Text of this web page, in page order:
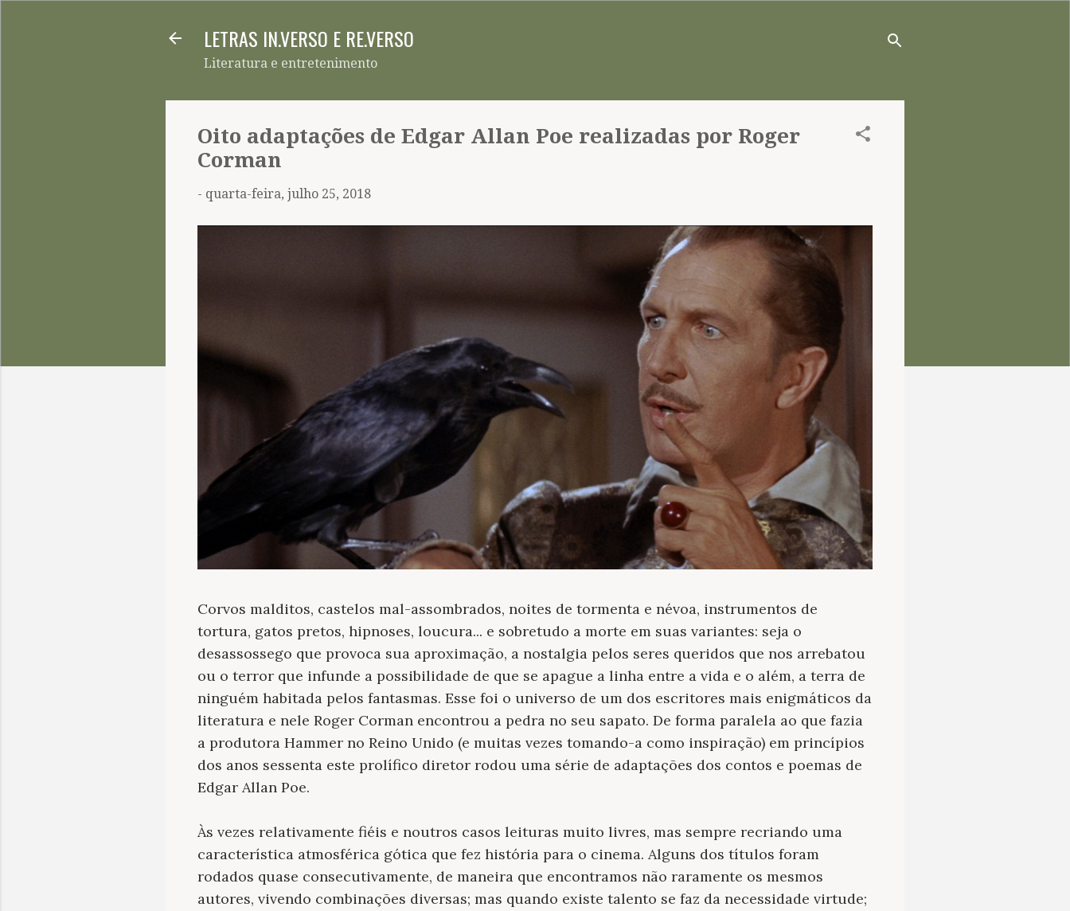
LETRAS IN.VERSO E RE.VERSO
Literatura e entretenimento
Oito adaptações de Edgar Allan Poe realizadas por Roger
Corman
- quarta-feira, julho 25, 2018
Corvos malditos, castelos mal-assombrados, noites de tormenta e névoa, instrumentos de
tortura, gatos pretos, hipnoses, loucura... e sobretudo a morte em suas variantes: seja o
desassossego que provoca sua aproximação, a nostalgia pelos seres queridos que nos arrebatou
ou o terror que infunde a possibilidade de que se apague a linha entre a vida e o além, a terra de
ninguém habitada pelos fantasmas. Esse foi o universo de um dos escritores mais enigmáticos da
literatura e nele Roger Corman encontrou a pedra no seu sapato. De forma paralela ao que fazia
a produtora Hammer no Reino Unido (e muitas vezes tomando-a como inspiração) em princípios
dos anos sessenta este prolífico diretor rodou uma série de adaptações dos contos e poemas de
Edgar Allan Poe.
Às vezes relativamente fiéis e noutros casos leituras muito livres, mas sempre recriando uma
característica atmosférica gótica que fez história para o cinema. Alguns dos títulos foram
rodados quase consecutivamente, de maneira que encontramos não raramente os mesmos
autores, vivendo combinações diversas; mas quando existe talento se faz da necessidade virtude;